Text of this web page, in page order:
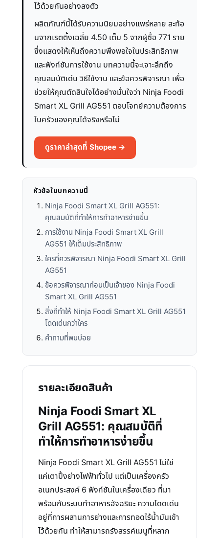
ไว้ด้วยกันอย่างลงตัว
ผลิตภัณฑ์นี้ได้รับความนิยมอย่างแพร่หลาย สะท้อ
นจากเรตติ้งเฉลี่ย 4.50 เต็ม 5 จากผู้ซื้อ 771 ราย
ซึ่งแสดงให้เห็นถึงความพึงพอใจในประสิทธิภาพ
และฟังก์ชันการใช้งาน บทความนี้จะเจาะลึกถึง
คุณสมบัติเด่น วิธีใช้งาน และข้อควรพิจารณา เพื่อ
ช่วยให้คุณตัดสินใจได้อย่างมั่นใจว่า Ninja Foodi
Smart XL Grill AG551 ตอบโจทย์ความต้องการ
ในครัวของคุณได้จริงหรือไม่
ดูราคาล่าสุดที่ Shopee →
หัวข้อในบทความนี้
Ninja Foodi Smart XL Grill AG551:
คุณสมบัติที่ทำให้การทำอาหารง่ายขึ้น
การใช้งาน Ninja Foodi Smart XL Grill
AG551 ให้เต็มประสิทธิภาพ
ใครที่ควรพิจารณา Ninja Foodi Smart XL Grill
AG551
ข้อควรพิจารณาก่อนเป็นเจ้าของ Ninja Foodi
Smart XL Grill AG551
สิ่งที่ทำให้ Ninja Foodi Smart XL Grill AG551
โดดเด่นกว่าใคร
คำถามที่พบบ่อย
รายละเอียดสินค้า
Ninja Foodi Smart XL
Grill AG551: คุณสมบัติที่
ทำให้การทำอาหารง่ายขึ้น
Ninja Foodi Smart XL Grill AG551 ไม่ใช่
แค่เตาปิ้งย่างไฟฟ้าทั่วไป แต่เป็นเครื่องครัว
อเนกประสงค์ 6 ฟังก์ชันในเครื่องเดียว ที่มา
พร้อมกับระบบทำอาหารอัจฉริยะ ความโดดเด่น
อยู่ที่การผสานการย่างและการทอดไร้น้ำมันเข้า
ไว้ด้วยกัน ทำให้สามารถรังสรรค์เมนูที่หลาก